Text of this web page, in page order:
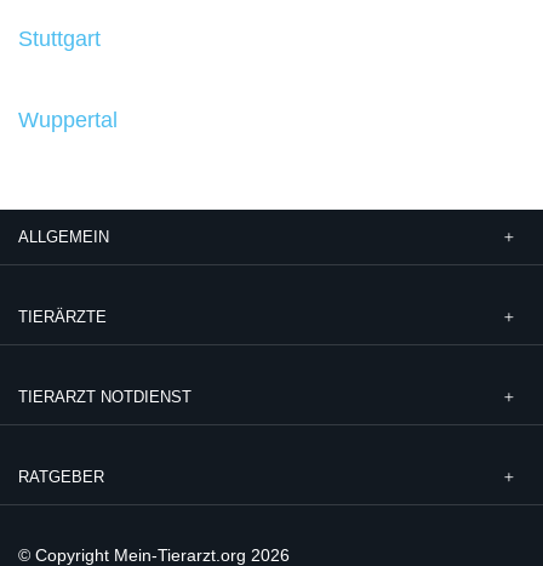
Stuttgart
Wuppertal
ALLGEMEIN
TIERÄRZTE
TIERARZT NOTDIENST
RATGEBER
© Copyright Mein-Tierarzt.org 2026